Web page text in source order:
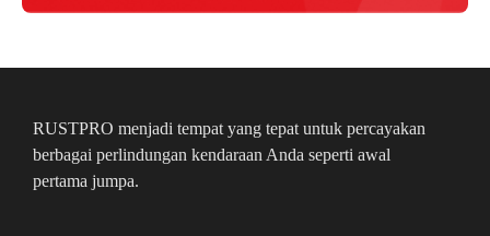
RUSTPRO menjadi tempat yang tepat untuk percayakan
berbagai perlindungan kendaraan Anda seperti awal
pertama jumpa.